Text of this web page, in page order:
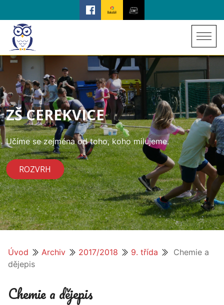
ZŠ CEREKVICE
Učíme se zejména od toho, koho milujeme.
ROZVRH
Úvod Archiv 2017/2018 9. třída
Chemie a
dějepis
Chemie a dějepis